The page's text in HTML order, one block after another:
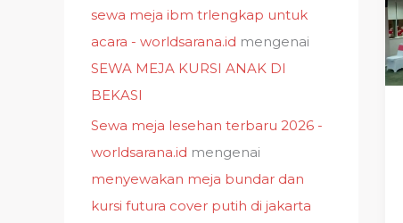
sewa meja ibm trlengkap untuk
acara - worldsarana.id mengenai
SEWA MEJA KURSI ANAK DI
BEKASI
Sewa meja lesehan terbaru 2026 -
worldsarana.id mengenai
menyewakan meja bundar dan
kursi futura cover putih di jakarta